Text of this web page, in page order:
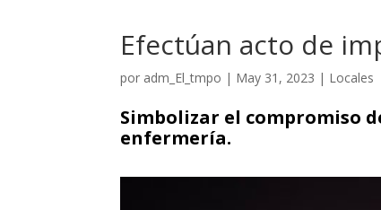
Efectúan acto de
por adm_El_tmpo | May 31, 2023 | Locales
Simbolizar el compromiso
enfermería.